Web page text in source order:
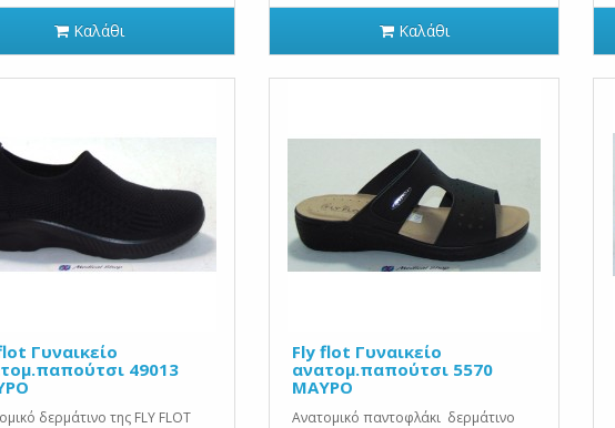
Καλάθι Καλάθι
Γυναικείο
49013
δερμάτινο της FLY FLOT
Fly flot Γυναικείο
ανατομ.παπούτσι 5570
ΜΑΥΡΟ
Ανατομικό παντοφλάκι δερμάτινο